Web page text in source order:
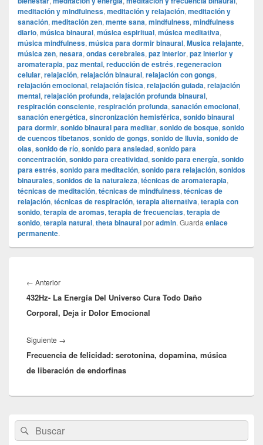
meditación y mindfulness, meditación y relajación, meditación y
sanación, meditación zen, mente sana, mindfulness, mindfulness
diario, música binaural, música espiritual, música meditativa,
música mindfulness, música para dormir binaural, Musica relajante,
música zen, nesara, ondas cerebrales, paz interior, paz interior y
aromaterapia, paz mental, reducción de estrés, regeneracion
celular, relajación, relajación binaural, relajación con gongs,
relajación emocional, relajación física, relajación guiada, relajación
mental, relajación profunda, relajación profunda binaural,
respiración consciente, respiración profunda, sanación emocional,
sanación energética, sincronización hemisférica, sonido binaural
para dormir, sonido binaural para meditar, sonido de bosque, sonido
de cuencos tibetanos, sonido de gongs, sonido de lluvia, sonido de
olas, sonido de río, sonido para ansiedad, sonido para
concentración, sonido para creatividad, sonido para energía, sonido
para estrés, sonido para meditación, sonido para relajación, sonidos
binaurales, sonidos de la naturaleza, técnicas de aromaterapia,
técnicas de meditación, técnicas de mindfulness, técnicas de
relajación, técnicas de respiración, terapia alternativa, terapia con
sonido, terapia de aromas, terapia de frecuencias, terapia de
sonido, terapia natural, theta binauralporadmin. Guarda enlace
permanente.
de
entradas
← AnteriorEntrada
anterior:
432Hz- La Energía Del Universo Cura Todo Daño
Corporal, Deja ir Dolor Emocional
Siguiente →
siguiente:
Frecuencia de felicidad: serotonina, dopamina, música
de liberación de endorfinas
área
de
Buscar
por:
Buscar